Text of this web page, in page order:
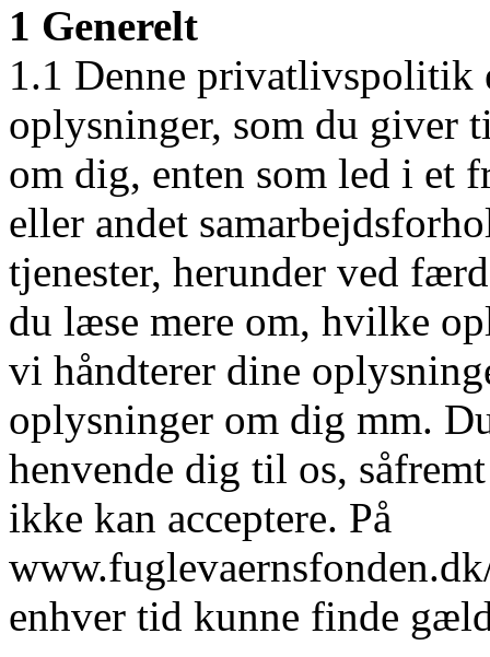
1 Generelt
1.1 Denne privatlivspolitik
oplysninger, som du giver
om dig, enten som led i et
eller andet
tjenester, herunder ved
du læse mere om, hvilke
vi håndterer dine
oplysninger om dig mm.
henvende dig til os,
ikke kan acceptere. På
enhver tid kunne finde